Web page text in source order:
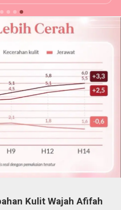
Kulit Wajah Afifah